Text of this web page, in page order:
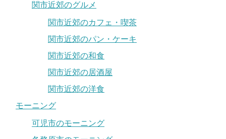
関市近郊のグルメ
関市近郊のカフェ・喫茶
関市近郊のパン・ケーキ
関市近郊の和食
関市近郊の居酒屋
関市近郊の洋食
モーニング
可児市のモーニング